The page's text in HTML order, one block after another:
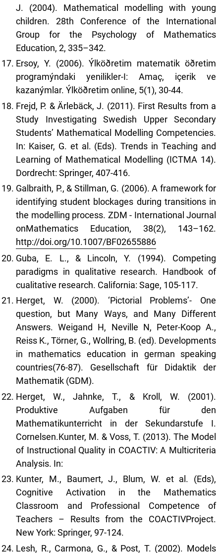
J. (2004). Mathematical modelling with young
children. 28th Conference of the International
Group for the Psychology of Mathematics
Education, 2, 335–342.
Ersoy, Y. (2006). Ýlköðretim matematik öðretim
programýndaki yenilikler-I: Amaç, içerik ve
kazanýmlar. Ýlköðretim online, 5(1), 30-44.
Frejd, P. & Ärlebäck, J. (2011). First Results from a
Study Investigating Swedish Upper Secondary
Students’ Mathematical Modelling Competencies.
In: Kaiser, G. et al. (Eds). Trends in Teaching and
Learning of Mathematical Modelling (ICTMA 14).
Dordrecht: Springer, 407-416.
Galbraith, P., & Stillman, G. (2006). A framework for
identifying student blockages during transitions in
the modelling process. ZDM - International Journal
onMathematics Education, 38(2), 143–162.
http://doi.org/10.1007/BF02655886
Guba, E. L., & Lincoln, Y. (1994). Competing
paradigms in qualitative research. Handbook of
cualitative research. California: Sage, 105-117.
Herget, W. (2000). ‘Pictorial Problems’- One
question, but Many Ways, and Many Different
Answers. Weigand H, Neville N, Peter-Koop A.,
Reiss K., Törner, G., Wollring, B. (ed). Developments
in mathematics education in german speaking
countries(76-87). Gesellschaft für Didaktik der
Mathematik (GDM).
Herget, W., Jahnke, T., & Kroll, W. (2001).
Produktive Aufgaben für den
Mathematikunterricht in der Sekundarstufe I.
Cornelsen.Kunter, M. & Voss, T. (2013). The Model
of Instructional Quality in COACTIV: A Multicriteria
Analysis. In:
Kunter, M., Baumert, J., Blum, W. et al. (Eds),
Cognitive Activation in the Mathematics
Classroom and Professional Competence of
Teachers – Results from the COACTIVProject.
New York: Springer, 97-124.
Lesh, R., Carmona, G., & Post, T. (2002). Models